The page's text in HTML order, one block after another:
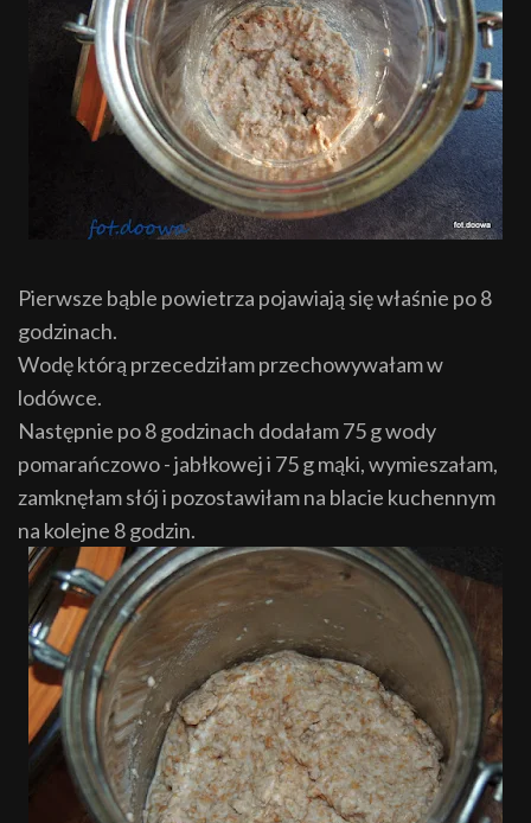
Pierwsze bąble powietrza pojawiają się właśnie po 8
godzinach.
Wodę którą przecedziłam przechowywałam w
lodówce.
Następnie po 8 godzinach dodałam 75 g wody
pomarańczowo - jabłkowej i 75 g mąki, wymieszałam,
zamknęłam słój i pozostawiłam na blacie kuchennym
na kolejne 8 godzin.